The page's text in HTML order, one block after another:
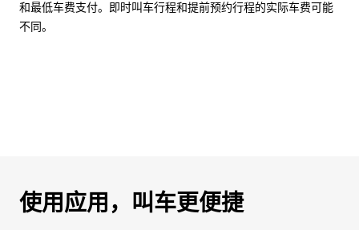
和最低车费支付。即时叫车行程和提前预约行程的实际车费可能
不同。
使用应用，叫车更便捷